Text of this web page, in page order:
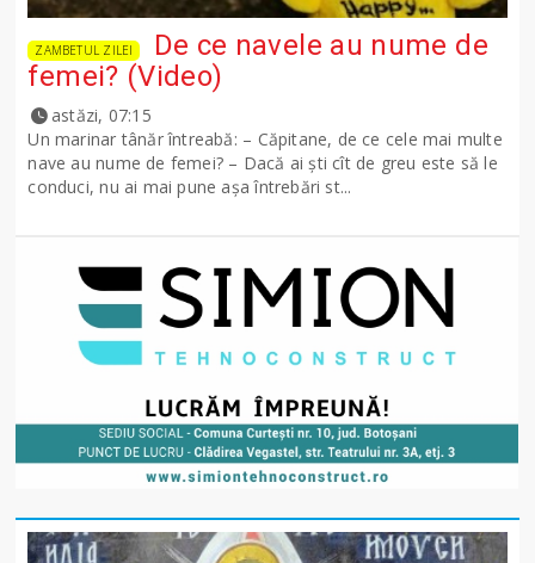
ZAMBETUL ZILEI
De ce navele au nume de
femei? (Video)
astăzi, 07:15
Un marinar tânăr întreabă: – Căpitane, de ce cele mai multe
nave au nume de femei? – Dacă ai şti cît de greu este să le
conduci, nu ai mai pune așa întrebări st...